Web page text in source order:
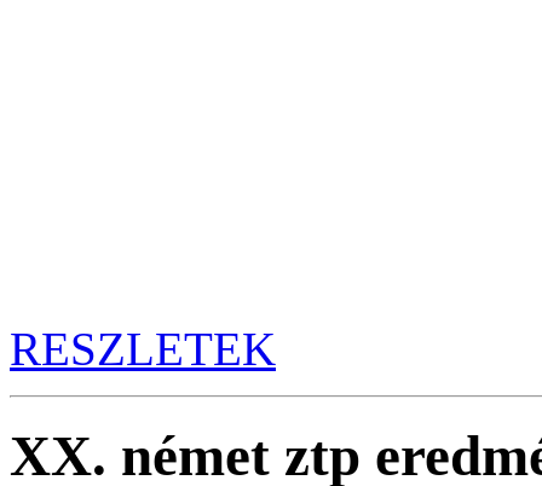
RESZLETEK
XX. német ztp